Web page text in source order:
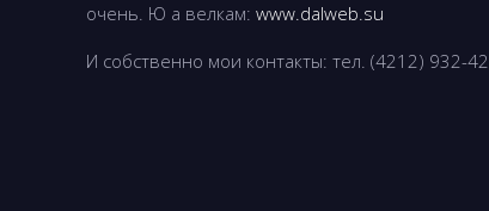
очень. Ю а велкам: www.dalweb.su
И собственно мои контакты: тел. (4212) 932-